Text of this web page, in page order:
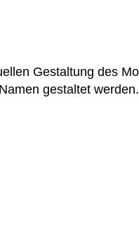
Gestaltung des
gestaltet